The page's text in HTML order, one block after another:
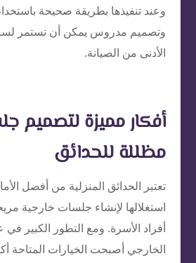
وعند تنفيذها بطريقة صحيحة
وتصميم مدروس يمكن أن تستمر
الأدنى من الصيانة.
أفكار مميزة لتصميم
مظللة للحدائق
تعتبر الحدائق المنزلية من أفضل
استغلالها لإنشاء جلسات خارجية
أفراد الأسرة. ومع التطور الكبير في
الخارجي أصبحت الخيارات المتاحة